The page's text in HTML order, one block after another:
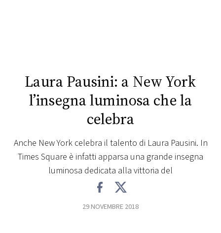
NEWS
CONCORSI
Laura Pausini: a New York
l’insegna luminosa che la
celebra
Anche New York celebra il talento di Laura Pausini. In
Times Square è infatti apparsa una grande insegna
luminosa dedicata alla vittoria del
29 NOVEMBRE 2018